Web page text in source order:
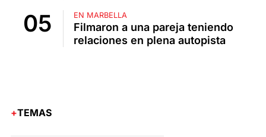
EN MARBELLA
Filmaron a una pareja teniendo
relaciones en plena autopista
TEMAS